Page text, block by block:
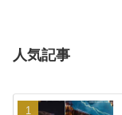
人気記事